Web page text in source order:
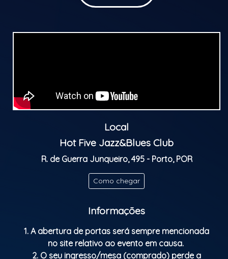
apaixonou pelo"samba jazz".
desejo de fusão, de mistura , de descoberta e
sua sonoridade sofisticada. Como o choro, o
samba-canção, o jazz swing e o be bop.
Classificação etária: M/16
Local
Hot Five Jazz&Blues Club
R. de Guerra Junqueiro, 495 - Porto, POR
Como chegar
Informações
1. A abertura de portas será sempre mencionada
no site relativo ao evento em causa.
2. O seu ingresso/mesa (comprado) perde a